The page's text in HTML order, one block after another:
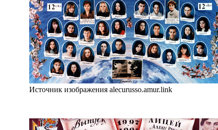
Источник изображения alecurusso.amur.link